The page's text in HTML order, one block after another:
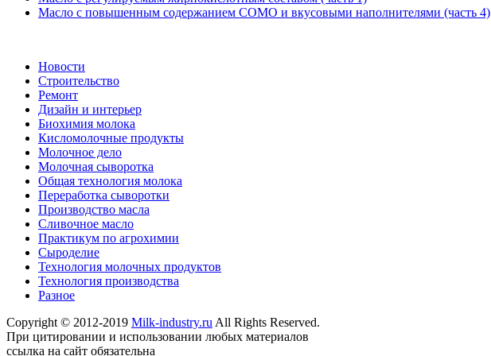
Масло с повышенным содержанием СОМО и вкусовыми наполнителями (часть 4)
Новости
Строительство
Ремонт
Дизайн и интерьер
Биохимия молока
Кисломолочные продукты
Молочное дело
Молочная сыворотка
Общая технология молока
Переработка сыворотки
Производство масла
Сливочное масло
Практикум по агрохимии
Сыроделие
Технология молочных продуктов
Технология производства
Разное
Copyright © 2012-2019 Milk-industry.ru All Rights Reserved.
При цитировании и использовании любых материалов
ссылка на сайт обязательна